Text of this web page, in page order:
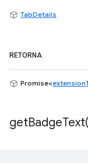
TabDetails
RETORNA
Promise<
getBadgeText(